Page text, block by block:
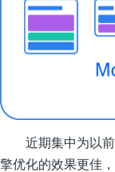
近期集中为以前
擎优化的效果更佳